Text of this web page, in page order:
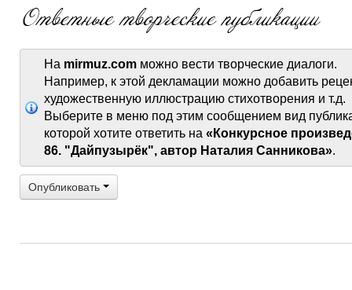
На mirmuz.com можно вести творческие диалоги.
Например, к этой декламации можно добавить
художественную иллюстрацию стихотворения и т.д.
Выберите в меню под этим сообщением вид
которой хотите ответить на «Конкурсное
86. "Дайпузырёк", автор Наталия Санникова».
Опубликовать